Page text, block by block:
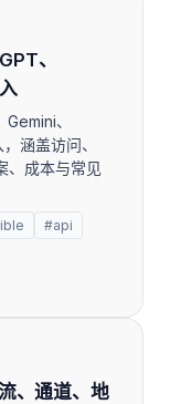
、
、
涵盖访问、
、成本与常见
#api
、通道、地